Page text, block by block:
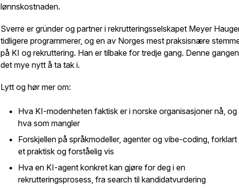
lønnskostnaden.
Sverre er gründer og partner i rekrutteringsselskapet Meyer
tidligere programmerer, og en av Norges mest praksisnære
på KI og rekruttering. Han er tilbake for tredje gang. Denne
det mye nytt å ta tak i.
Lytt og hør mer om:
Hva KI-modenheten faktisk er i norske organisasjoner nå, og
hva som mangler
Forskjellen på språkmodeller, agenter og vibe-coding, forklart
et praktisk og forståelig vis
Hva en KI-agent konkret kan gjøre for deg i en
rekrutteringsprosess, fra search til kandidatvurdering